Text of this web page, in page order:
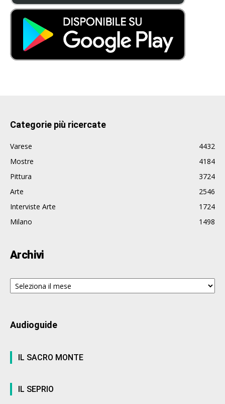
Categorie più ricercate
Varese
4432
Mostre
4184
Pittura
3724
Arte
2546
Interviste Arte
1724
Milano
1498
Archivi
Archivi
Audioguide
IL SACRO MONTE
IL SEPRIO